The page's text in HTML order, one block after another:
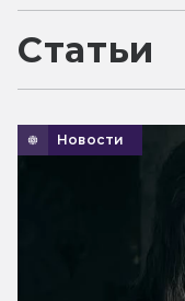
Статьи
Новости